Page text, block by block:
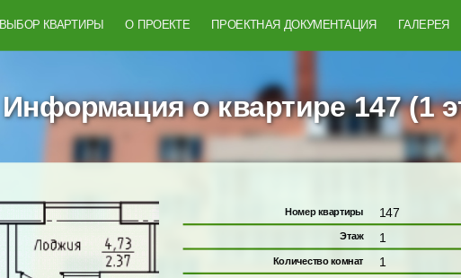
ВЫБОР КВАРТИРЫ О ПРОЕКТЕ ПРОЕКТНАЯ ДОКУМЕНТАЦИЯ ГАЛЕРЕЯ
Информация о квартире 147 (1
Номер квартиры 147
Этаж 1
Количество комнат 1